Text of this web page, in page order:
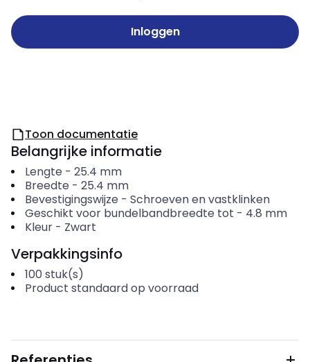
Inloggen
Toon documentatie
Belangrijke informatie
Lengte - 25.4 mm
Breedte - 25.4 mm
Bevestigingswijze - Schroeven en vastklinken
Geschikt voor bundelbandbreedte tot - 4.8 mm
Kleur- Zwart
Verpakkingsinfo
100 stuk(s)
Product standaard op voorraad